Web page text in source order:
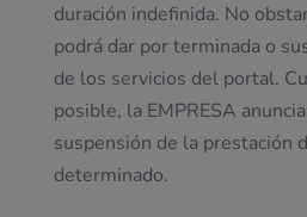
duración indefinida. No
podrá dar por terminada o
de los servicios del portal.
posible, la EMPRESA
suspensión de la prestación
determinado.